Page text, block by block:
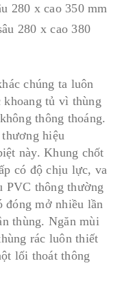
280 x cao 350 mm
280 x cao 380
chúng ta luôn
khoang tủ vì thùng
thông thoáng.
hiệu
này. Khung chốt
có độ chịu lực, va
PVC thông thường
mở nhiều lần
thùng. Ngăn mùi
rác luôn thiết
lối thoát thông